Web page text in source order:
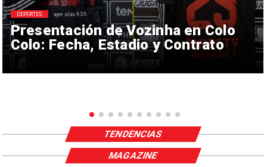
Presentación de Vozinha en Colo
Colo: Fecha, Estadio y Contrato
DEPORTES ayer a las 9:35
TENDENCIAS
MAGAZINE